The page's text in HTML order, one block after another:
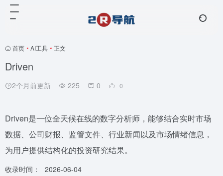
首页 • AI工具 • 正文
Driven
2个月前更新 225 0 0
Driven是一位全天候在线的数字分析师，能够结合实时市场
数据、公司财报、监管文件、行业新闻以及市场情绪信息，
为用户提供结构化的投资研究结果。
收录时间：
2026-06-04